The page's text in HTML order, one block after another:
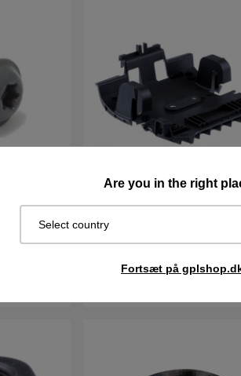
Are you in the right
Select country
Fortsæt på